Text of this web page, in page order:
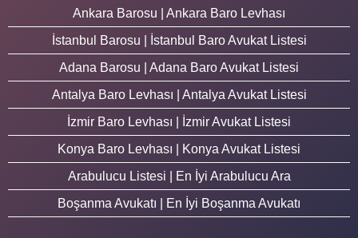
Ankara Barosu | Ankara Baro Levhası
İstanbul Barosu | İstanbul Baro Avukat Listesi
Adana Barosu | Adana Baro Avukat Listesi
Antalya Baro Levhası | Antalya Avukat Listesi
İzmir Baro Levhası | İzmir Avukat Listesi
Konya Baro Levhası | Konya Avukat Listesi
Arabulucu Listesi | En İyi Arabulucu Ara
Boşanma Avukatı | En İyi Boşanma Avukatı